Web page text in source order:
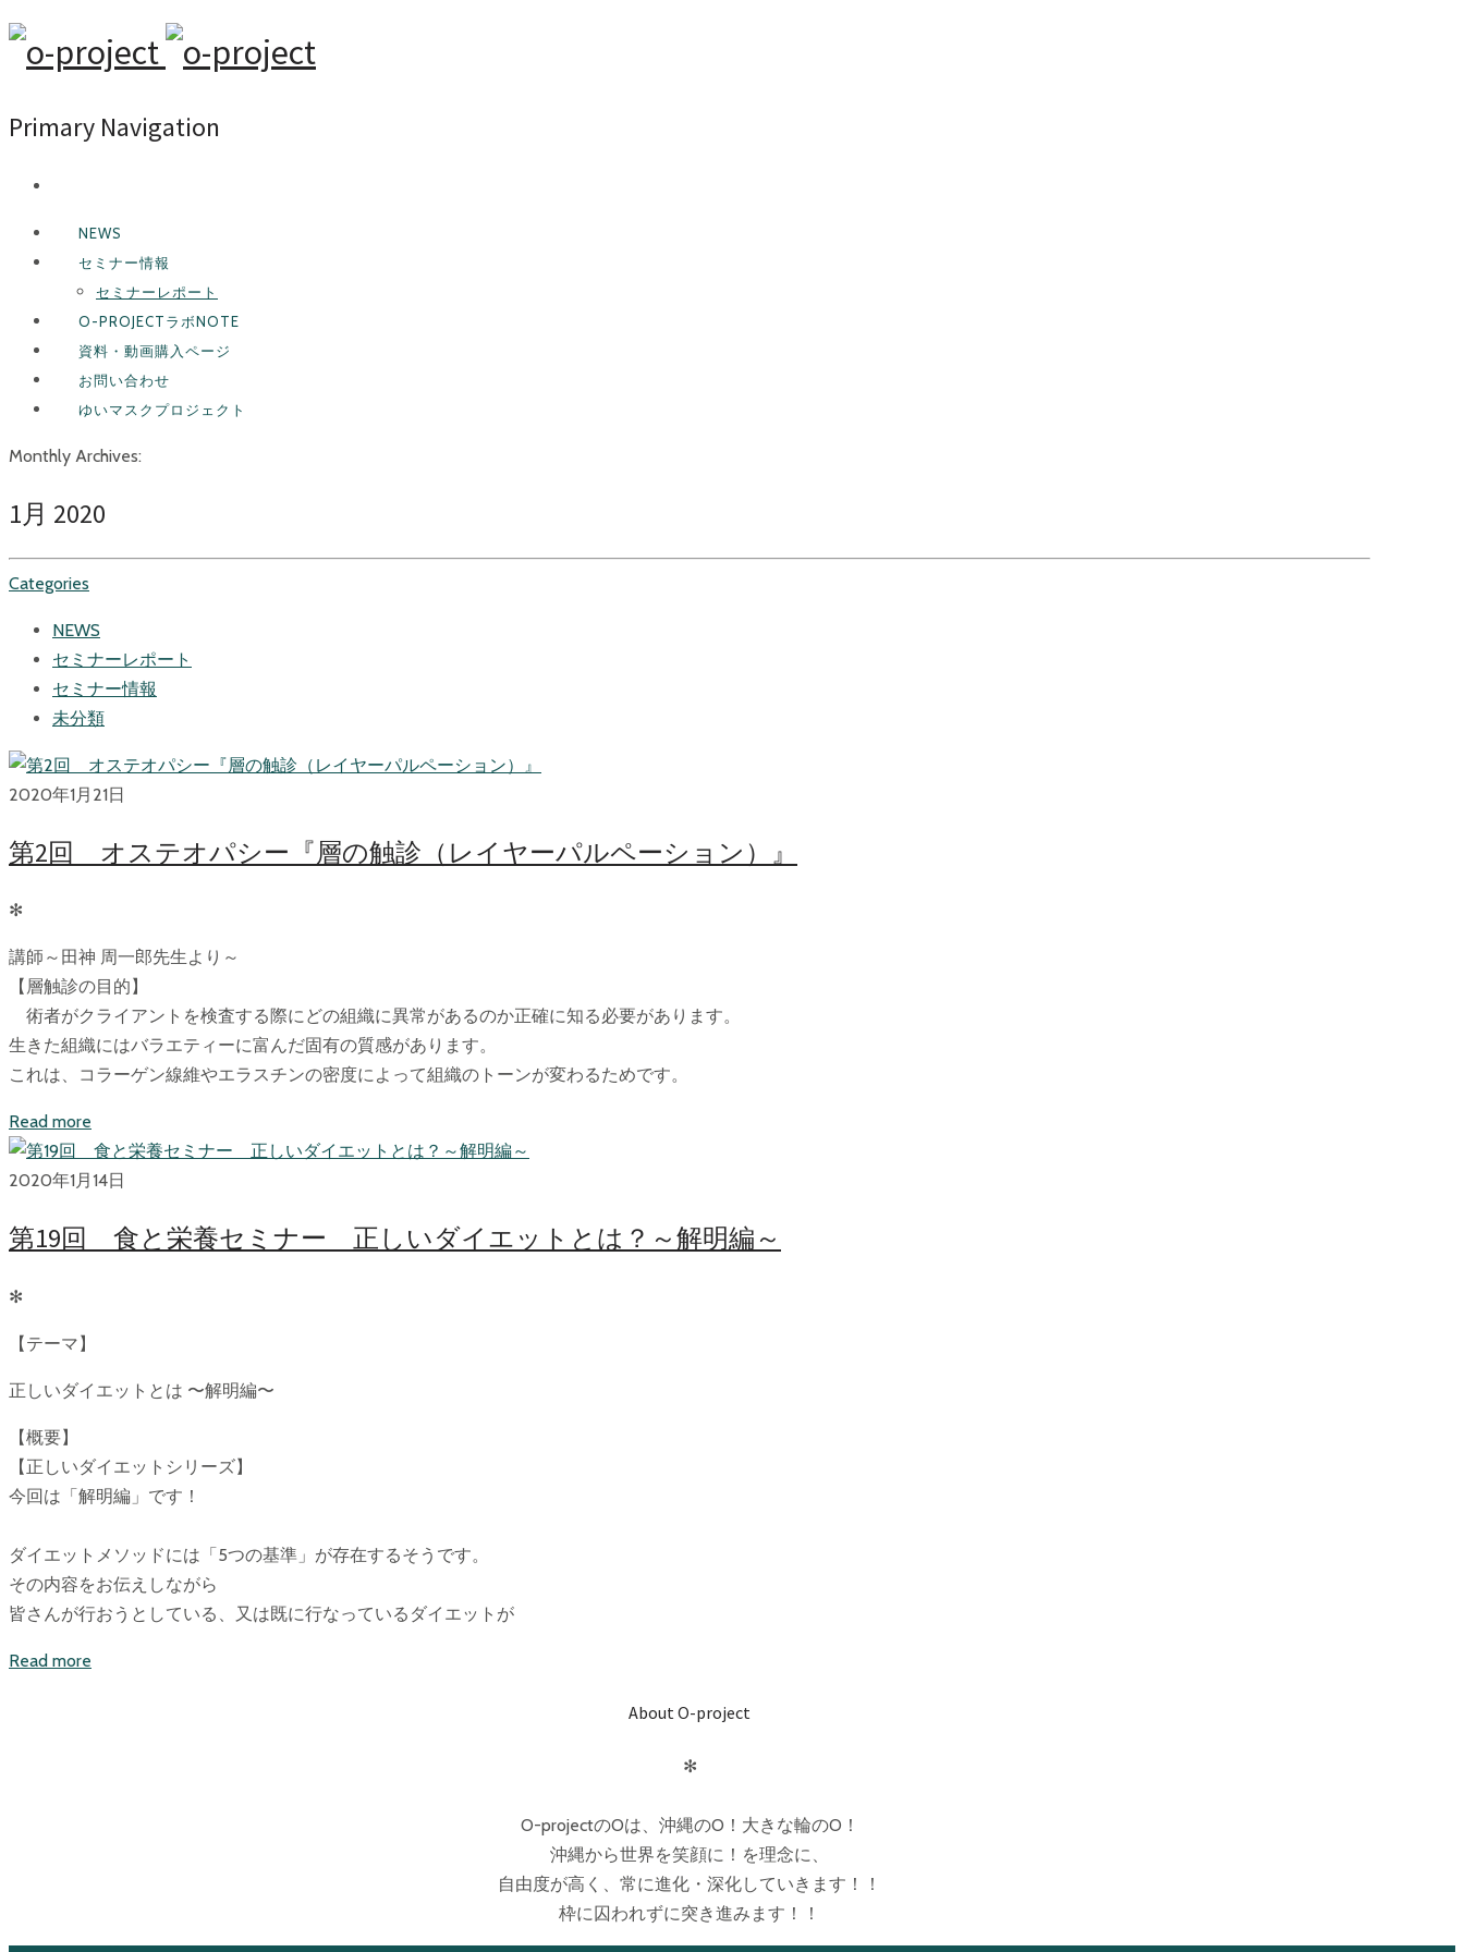
Primary Navigation
NEWS
セミナー情報
セミナーレポート
O-PROJECTラボNOTE
資料・動画購入ページ
お問い合わせ
ゆいマスクプロジェクト
Monthly Archives:
1月 2020
Categories
NEWS
セミナーレポート
セミナー情報
未分類
2020年1月21日
第2回 オステオパシー『層の触診（レイヤーパルペーション）』
✻
講師～田神 周一郎先生より～
【層触診の目的】
術者がクライアントを検査する際にどの組織に異常があるのか正確に知る必要があります。
生きた組織にはバラエティーに富んだ固有の質感があります。
これは、コラーゲン線維やエラスチンの密度によって組織のトーンが変わるためです。
Read more
2020年1月14日
第19回 食と栄養セミナー 正しいダイエットとは？～解明編～
✻
【テーマ】
正しいダイエットとは 〜解明編〜
【概要】
【正しいダイエットシリーズ】
今回は「解明編」です！
ダイエットメソッドには「5つの基準」が存在するそうです。
その内容をお伝えしながら
皆さんが行おうとしている、又は既に行なっているダイエットが
Read more
About O-project
✻
O-projectのOは、沖縄のO！大きな輪のO！
沖縄から世界を笑顔に！を理念に、
自由度が高く、常に進化・深化していきます！！
枠に囚われずに突き進みます！！